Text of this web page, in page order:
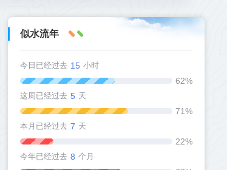
似水流年
今日已经过去 15 小时
62%
这周已经过去 5 天
71%
本月已经过去 7 天
22%
今年已经过去 8 个月